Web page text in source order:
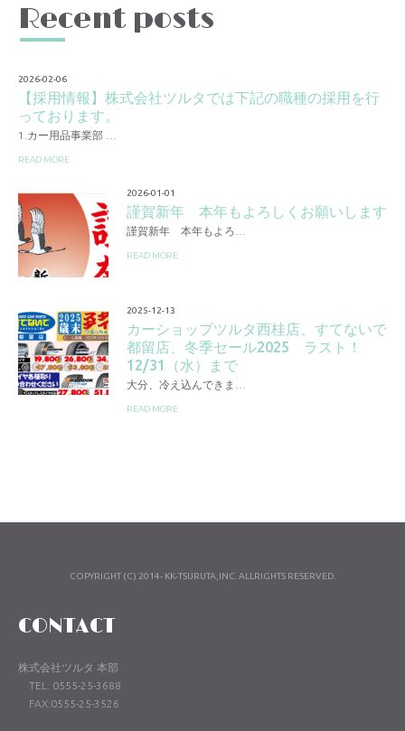
Recent posts
2026-02-06
【採用情報】株式会社ツルタでは下記の職種の採用を行
っております。
1.カー用品事業部 …
READ MORE
2026-01-01
謹賀新年 本年もよろしくお願いします
謹賀新年 本年もよろ…
READ MORE
2025-12-13
カーショップツルタ西桂店、すてないで
都留店、冬季セール2025 ラスト！
12/31（水）まで
大分、冷え込んできま…
READ MORE
COPYRIGHT (C) 2014- KK-TSURUTA,INC. ALLRIGHTS RESERVED.
CONTACT
株式会社ツルタ 本部
TEL: 0555-25-3688
FAX:0555-25-3526